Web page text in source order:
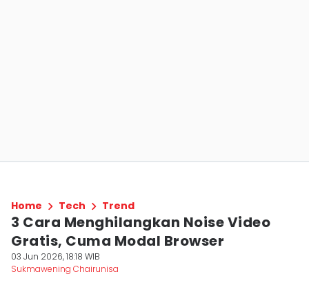
Home Tech Trend
3 Cara Menghilangkan Noise Video
Gratis, Cuma Modal Browser
03 Jun 2026, 18:18 WIB
Sukmawening Chairunisa